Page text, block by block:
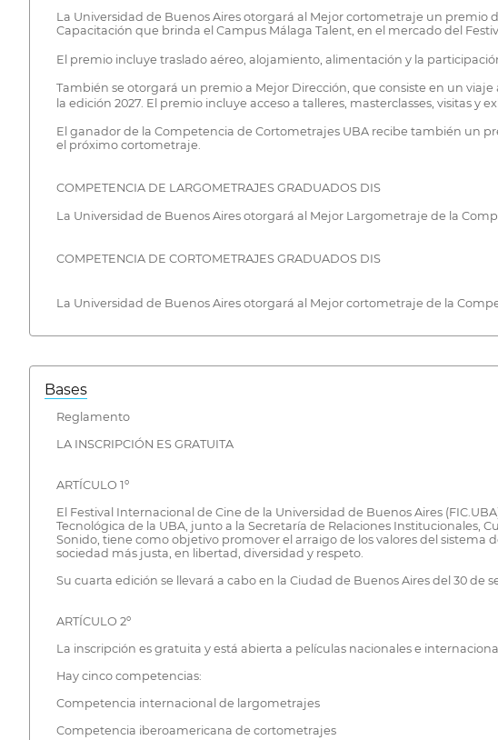
La Universidad de Buenos Aires otorgará al Mejor cortometraje un premio
Capacitación que brinda el Campus Málaga Talent, en el mercado del
El premio incluye traslado aéreo, alojamiento, alimentación y la
También se otorgará un premio a Mejor Dirección, que consiste en un
la edición 2027. El premio incluye acceso a talleres, masterclasses, visitas
El ganador de la Competencia de Cortometrajes UBA recibe también un
el próximo cortometraje.
COMPETENCIA DE LARGOMETRAJES GRADUADOS DIS ‍
La Universidad de Buenos Aires otorgará al Mejor Largometraje de la
COMPETENCIA DE CORTOMETRAJES GRADUADOS DIS ‍
La Universidad de Buenos Aires otorgará al Mejor cortometraje de la
Bases
Reglamento
LA INSCRIPCIÓN ES GRATUITA
ARTÍCULO 1º
El Festival Internacional de Cine de la Universidad de Buenos Aires
Tecnológica de la UBA, junto a la Secretaría de Relaciones Institucionales,
Sonido, tiene como objetivo promover el arraigo de los valores del
sociedad más justa, en libertad, diversidad y respeto.
Su cuarta edición se llevará a cabo en la Ciudad de Buenos Aires del 30 de
ARTÍCULO 2º
La inscripción es gratuita y está abierta a películas nacionales e
Hay cinco competencias:
Competencia internacional de largometrajes
Competencia iberoamericana de cortometrajes